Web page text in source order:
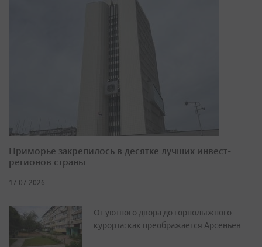
Приморье закрепилось в десятке лучших инвест-
регионов страны
17.07.2026
От уютного двора до горнолыжного
курорта: как преображается Арсеньев